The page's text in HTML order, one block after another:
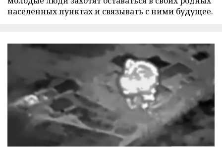
населенных пунктах и связывать с ними будущее.